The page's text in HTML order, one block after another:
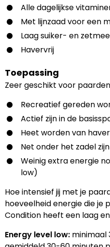
Alle dagelijkse
Met lijnzaad voor een
Laag suiker- en
Havervrij
Toepassing
Zeer geschikt voor paarden
Recreatief gereden
Actief zijn in de
Heet worden van haver
Net onder het zadel zijn
Weinig extra energie
low)
Hoe intensief jij met je
hoeveelheid energie die je
Condition heeft een laag
Energy level low: minimaal